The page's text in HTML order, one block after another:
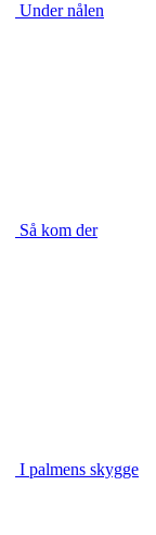
Under nålen
Så kom der
I palmens skygge